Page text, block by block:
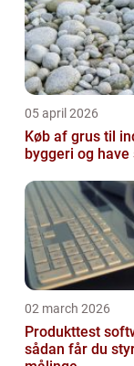
05 april 2026
Køb af grus til
02 march 2026
Produkttest
sådan får du